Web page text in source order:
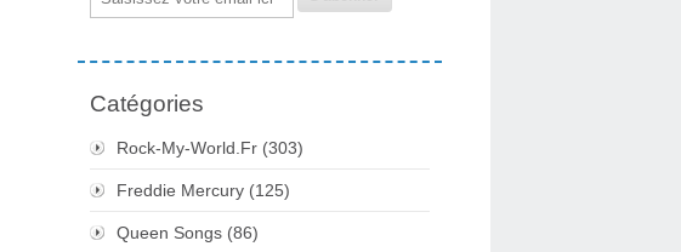
Catégories
Rock-My-World.fr (303)
Freddie Mercury (125)
Queen Songs (86)